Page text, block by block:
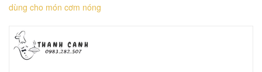
dùng cho món cơm nóng